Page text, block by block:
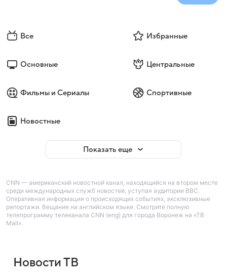
Все Избранные
Основные Центральные
Фильмы и Сериалы Спортивные
Новостные
Показать еще
CNN — американский новостной канал, находящийся на втором месте
среди международных служб новостей, уступая аудитории BBC.
Оперативная информация о происходящих событиях, эксклюзивные
репортажи. Вещание на английском языке. Смотрите полную
телепрограмму телеканала CNN (eng) для города Воронеж на «ТВ
Mail».
Новости ТВ